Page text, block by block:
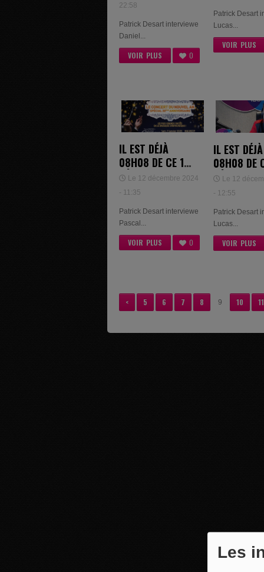
Les
22:58
Patrick Desart interviewe
Daniel...
VOIR PLUS 0
& LARA
SCHMETS
Patrick Desart
Lucas...
VOIR PLUS
IL EST DÉJÀ
08H08 DE CE 12
DÉCEMBRE 2024
Le 12 décembre 2024
- 11:35
Patrick Desart interviewe
Pascal...
VOIR PLUS 0
IL EST DÉJÀ
08H08 DE
= LUCAS
Le 12
- 12:55
Patrick Desart
Lucas...
VOIR PLUS
< 5 6 7 8 9 10 11